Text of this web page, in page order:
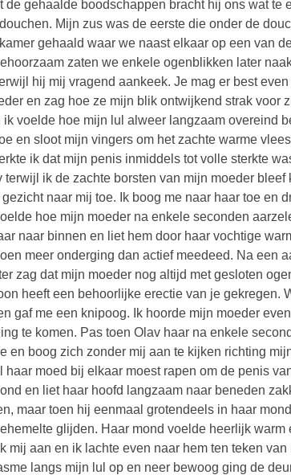
gehaalde boodschappen bracht hij ons wat te
Mijn zus was de eerste die onder de
gehaald waar we naast elkaar op een van
zaten we enkele ogenblikken later
hij mij vragend aankeek. Je mag er best
en zag hoe ze mijn blik ontwijkend strak voor
voelde hoe mijn lul alweer langzaam overeind
en sloot mijn vingers om het zachte warme
ik dat mijn penis inmiddels tot volle sterkte
terwijl ik de zachte borsten van mijn moeder bleef
naar mij toe. Ik boog me naar haar toe en
hoe mijn moeder na enkele seconden
naar binnen en liet hem door haar vochtige
meer onderging dan actief meedeed. Na een
zag dat mijn moeder nog altijd met gesloten
heeft een behoorlijke erectie van je gekregen.
gaf me een knipoog. Ik hoorde mijn moeder
te komen. Pas toen Olav haar na enkele
en boog zich zonder mij aan te kijken richting
haar moed bij elkaar moest rapen om de penis
en liet haar hoofd langzaam naar beneden
maar toen hij eenmaal grotendeels in haar
glijden. Haar mond voelde heerlijk warm
mij aan en ik lachte even naar hem ten teken
langs mijn lul op en neer bewoog ging de